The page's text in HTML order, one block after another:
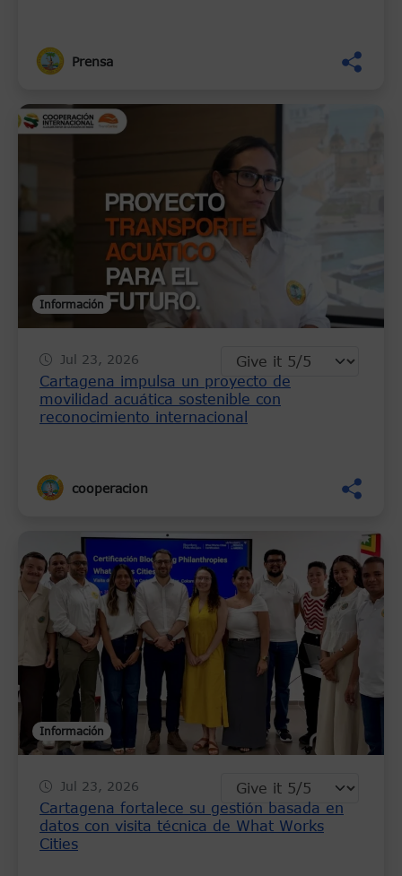
Prensa
Información
Jul 23, 2026
Cartagena impulsa un proyecto de
movilidad acuática sostenible con
reconocimiento internacional
cooperacion
Información
Jul 23, 2026
Cartagena fortalece su gestión basada en
datos con visita técnica de What Works
Cities